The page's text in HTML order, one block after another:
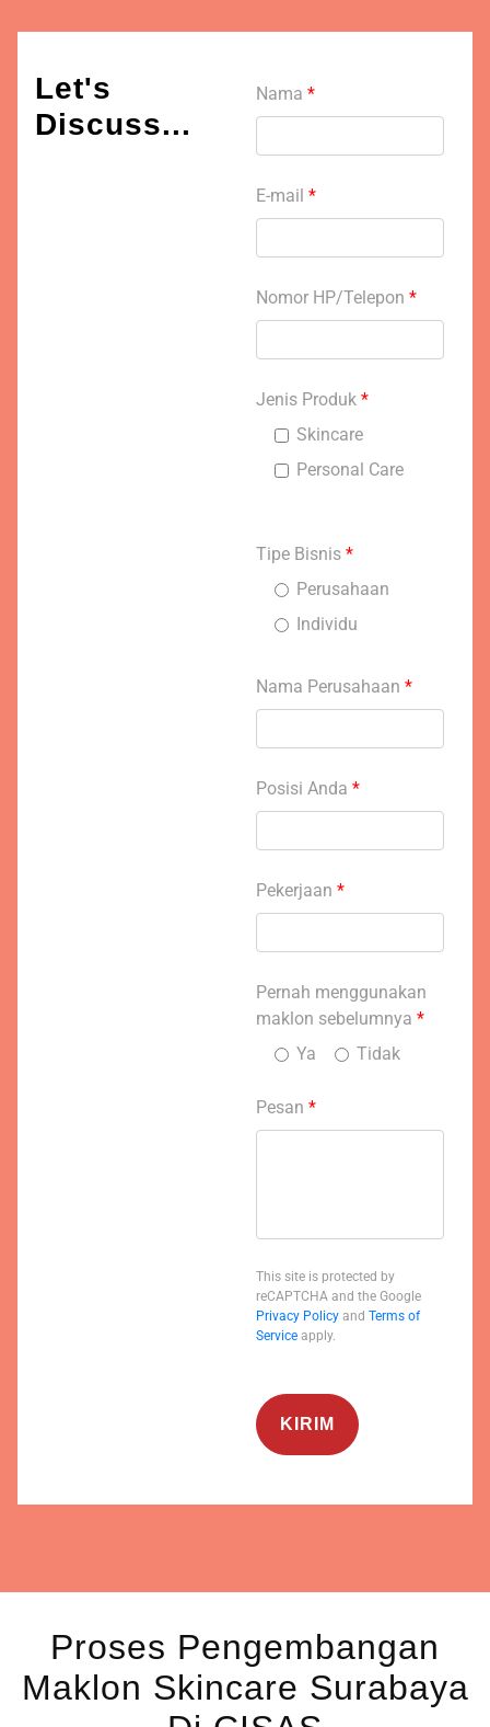
Let's
Discuss...
Nama *
E-mail *
Nomor HP/Telepon *
Jenis Produk *
Skincare
Personal Care
Tipe Bisnis *
Perusahaan
Individu
Nama Perusahaan *
Posisi Anda *
Pekerjaan *
Pernah menggunakan
maklon sebelumnya *
Ya
Tidak
Pesan *
This site is protected by
reCAPTCHA and the Google
Privacy Policy and Terms of
Service apply.
Proses Pengembangan
Maklon Skincare Surabaya